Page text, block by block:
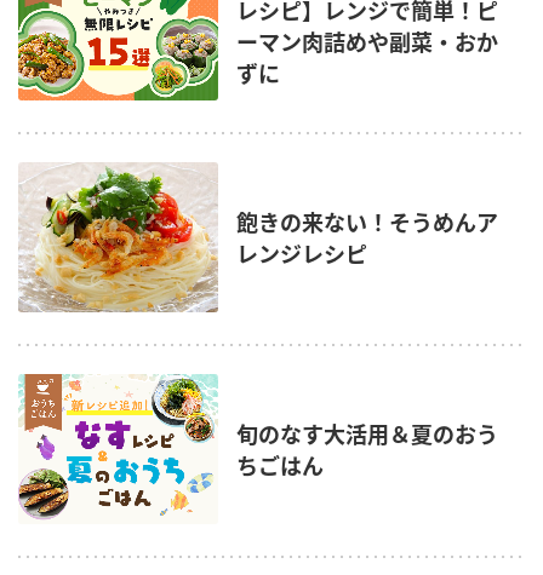
レシピ】レンジで簡単！ピ
ーマン肉詰めや副菜・おか
ずに
飽きの来ない！そうめんア
レンジレシピ
旬のなす大活用＆夏のおう
ちごはん